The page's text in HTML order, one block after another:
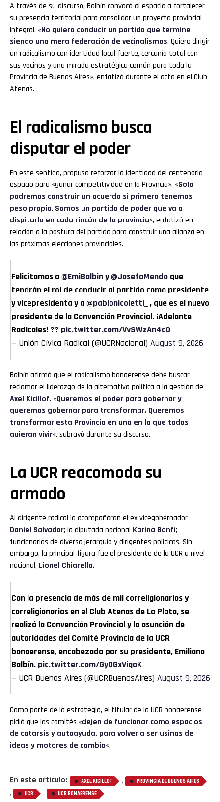
A través de su discurso, Balbín convocó al espacio a fortalecer
su presencia territorial para consolidar un proyecto provincial
integral. «No quiero conducir un partido que termine
siendo una mera federación de vecinalismos. Quiero dirigir
un radicalismo con identidad local fuerte, cercanía total con
sus vecinos y una mirada estratégica común para toda la
Provincia de Buenos Aires», enfatizó durante el acto en el Club
Atenas.
El radicalismo busca
disputar el poder
En este sentido, propuso reforzar la identidad del centenario
espacio para «ganar competitividad en la Provncia». «Solo
podremos construir un acuerdo si primero tenemos
peso propio. Somos un partido de poder que va a
dispitarlo en cada rincón de la provincia«, enfatizó en
relación a la postura del partido para construir una alianza en
las próximas elecciones provinciales.
Felicitamos a@EmiBalbiny@JosefaMendo que
tendrán el rol de conducir al partido como presidente
y vicepresidenta y a@pablonicoletti_ , que es el nuevo
presidente de la Convención Provincial. ¡Adelante
Radicales! ?? pic.twitter.com/VvSWzAn4c0
— Unión Cívica Radical (@UCRNacional) August 9, 2026
Balbín afirmó que el radicalismo bonaerense debe buscar
reclamar el liderazgo de la alternativa política a la gestión de
Axel Kicillof. «Queremos el poder para gobernar y
queremos gobernar para transformar. Queremos
transformar esta Provincia en una en la que todos
quieran vivir«, subrayó durante su discurso.
La UCR reacomoda su
armado
Al dirigente radical lo acompañaron el ex vicegobernador
Daniel Salvador; la diputada nacional Karina Banfi;
funcionarios de diversa jerarquía y dirigentes políticos. Sin
embargo, la principal figura fue el presidente de la UCR a nivel
nacional, Lionel Chiarella.
Con la presencia de más de mil correligionarios y
correligionarias en el Club Atenas de La Plata, se
realizó la Convención Provincial y la asunción de
autoridades del Comité Provincia de la UCR
bonaerense, encabezada por su presidente, Emiliano
Balbín. pic.twitter.com/GyOGxViqoK
— UCR Buenos Aires (@UCRBuenosAires) August 9, 2026
Como parte de la estrategia, el titular de la UCR bonaerense
pidió que los comités «dejen de funcionar como espacios
de catarsis y autoayuda, para volver a ser usinas de
ideas y motores de cambio«.
En este artículo: AXEL KICILLOF , PROVINCIA DE BUENOS AIRES
, UCR , UCR BONAERENSE